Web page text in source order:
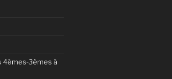
4èmes-3èmes à